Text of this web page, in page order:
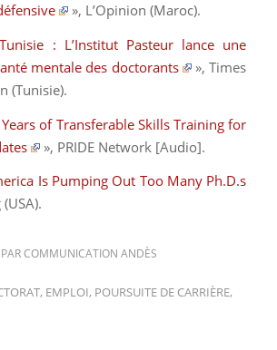
», L’Opinion(Maroc).
Tunisie : L’Institut Pasteur lance une
mentale des doctorants
», Times
(Tunisie).
of Transferable Skills Training for
», PRIDE Network [Audio].
Is Pumping Out Too Many Ph.D.s
(USA).
PARCOMMUNICATION ANDÈS
, EMPLOI, POURSUITE DE CARRIÈRE,